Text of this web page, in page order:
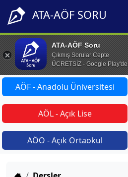
ATA-AÖF SORU
ATA-AÖF Soru
Çıkmış Sorular Cepte
ÜCRETSİZ - Google Play'de
AÖF - Anadolu Üniversitesi
AÖL - Açık Lise
AÖO - Açık Ortaokul